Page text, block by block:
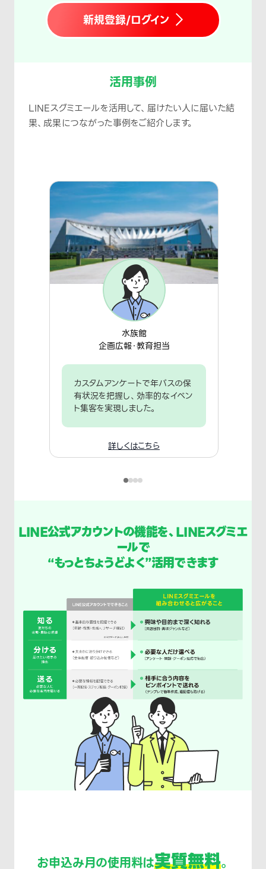
新規登録/ログイン
活用事例
LINEスグミエールを活用して、届けたい人に届いた結
果、成果につながった事例をご紹介します。
水族館
企画広報・教育担当
カスタムアンケートで年パスの保
有状況を把握し、効率的なイベン
ト集客を実現しました。
詳しくはこちら
LINE公式アカウントの機能を、LINEスグミエ
ールで
“もっとちょうどよく”活用できます
お申込み月の使用料は実質無料。